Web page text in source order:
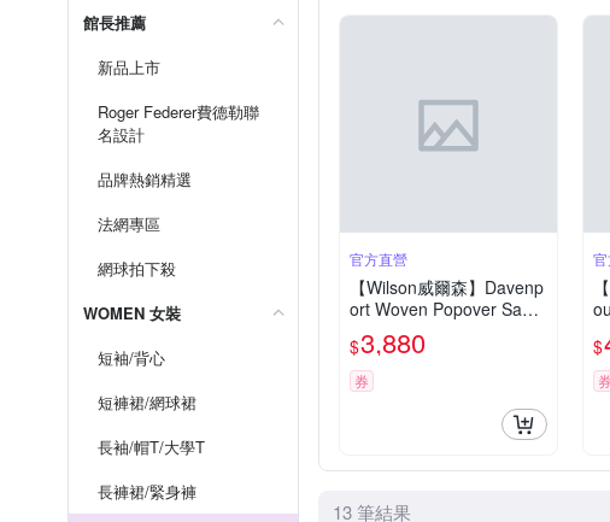
館長推薦
新品上市
Roger Federer費德勒聯
名設計
品牌熱銷精選
法網專區
網球拍下殺
WOMEN 女裝
短袖/背心
短褲裙/網球裙
長袖/帽T/大學T
長褲裙/緊身褲
官方直營
【Wilson威爾森】Davenp
ort Woven Popover Sandr
ift / Ally Blue 女款 服飾 外
套 白色 WW00210W0020
01
$3,880
券
1
$
券
13 筆結果